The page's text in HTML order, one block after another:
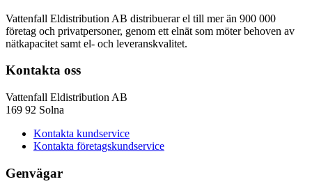
Vattenfall Eldistribution AB distribuerar el till mer än 900 000
företag och privatpersoner, genom ett elnät som möter behoven av
nätkapacitet samt el- och leveranskvalitet.
Kontakta oss
Vattenfall Eldistribution AB
169 92 Solna
Kontakta kundservice
Kontakta företagskundservice
Genvägar